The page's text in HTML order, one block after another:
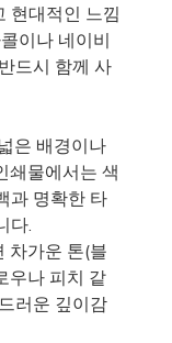
현대적인 느낌
이나 네이비
드시 함께 사
은 배경이나
쇄물에서는 색
과 명확한 타
다.
가운 톤(블
우나 피치 같
러운 깊이감